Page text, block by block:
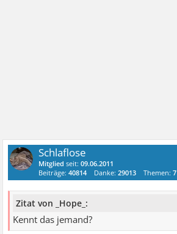
Schlaflose
Mitglied seit:09.06.2011
Beiträge:40814 Danke:29013 Themen:7
Zitat von _Hope_:
Kennt das jemand?